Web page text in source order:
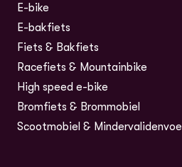
E-bike
E-bakfiets
Fiets & Bakfiets
Racefiets & Mountainbike
High speed e-bike
Bromfiets & Brommobiel
Scootmobiel &